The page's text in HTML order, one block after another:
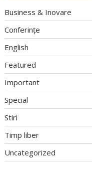
Business & Inovare
Conferințe
English
Featured
Important
Special
Stiri
Timp liber
Uncategorized